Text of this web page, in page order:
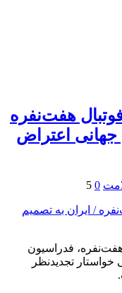
هفت‌نفره
جهانی اعتراض
0
5
فدراسیون
خواستار تجدیدنظر